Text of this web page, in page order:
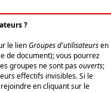
?
le lienGroupes d'utilisateursen
de document); vous pourrez
groupes ne sont pasouverts;
effectifs invisibles. Si le
en cliquant sur le